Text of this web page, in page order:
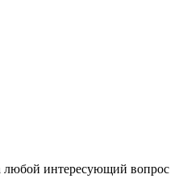
любой интересующий вопрос